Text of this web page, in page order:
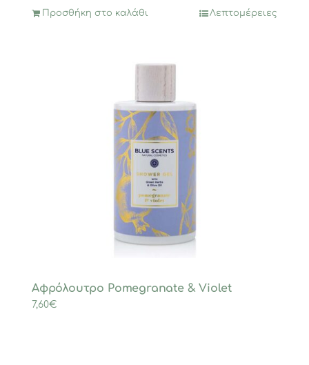
Προσθήκη στο καλάθι Λεπτομέρειες
Αφρόλουτρο Pomegranate & Violet
7,60€